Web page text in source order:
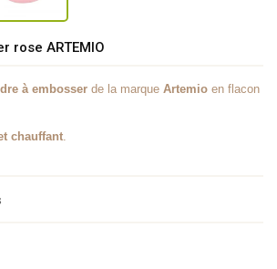
rose ARTEMIO
à embosser de la marque Artemio en flacon
chauffant